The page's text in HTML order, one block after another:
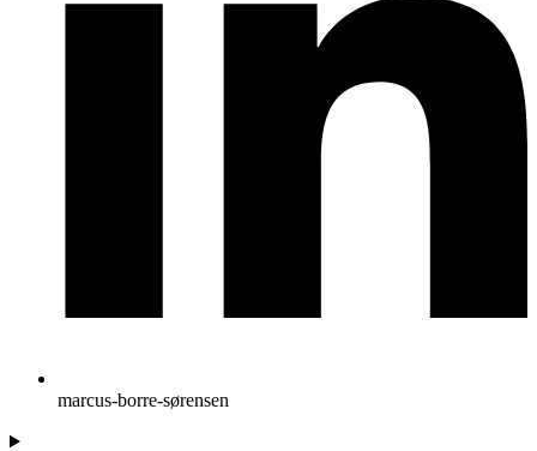
marcus-borre-sørensen